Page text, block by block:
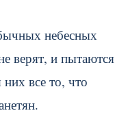
небесных
верят, и пытаются
все то, что